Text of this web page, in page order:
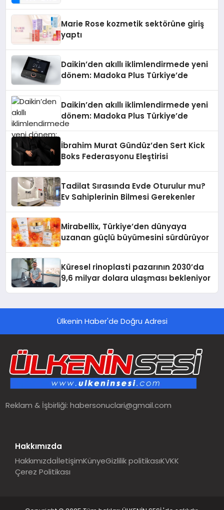
Marie Rose kozmetik sektörüne giriş
yaptı
Daikin’den akıllı iklimlendirmede yeni
dönem: Madoka Plus Türkiye’de
Daikin’den akıllı iklimlendirmede yeni
dönem: Madoka Plus Türkiye’de
İbrahim Murat Gündüz’den Sert Kick
Boks Federasyonu Eleştirisi
Tadilat Sırasında Evde Oturulur mu?
Ev Sahiplerinin Bilmesi Gerekenler
Mirabellix, Türkiye’den dünyaya
uzanan güçlü büyümesini sürdürüyor
Küresel rinoplasti pazarının 2030’da
9,6 milyar dolara ulaşması bekleniyor
Ülkenin Haber'de Doğru Adresi
Reklam & İşbirliği:habersonuclari@gmail.com
Hakkımızda
HakkımızdaİletişimKünyeGizlilik politikasıKVKK
Çerez Politikası